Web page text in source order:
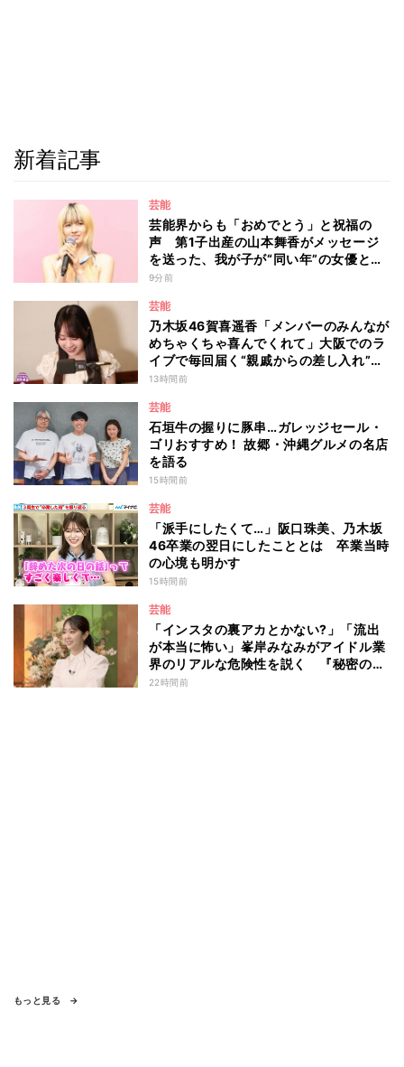
新着記事
芸能
芸能界からも「おめでとう」と祝福の
声 第1子出産の山本舞香がメッセージ
を送った、我が子が“同い年”の女優と
は 今月1日には2年在籍した所属事務所
改めて考えながら…」
9分前
芸能
乃木坂46賀喜遥香「メンバーのみんなが
めちゃくちゃ喜んでくれて」大阪でのラ
イブで毎回届く“親戚からの差し入れ”と
は？
13時間前
芸能
石垣牛の握りに豚串…ガレッジセール・
ゴリおすすめ！ 故郷・沖縄グルメの名店
を語る
15時間前
芸能
「派手にしたくて…」阪口珠美、乃木坂
46卒業の翌日にしたこととは 卒業当時
の心境も明かす
15時間前
芸能
「インスタの裏アカとかない?」「流出
が本当に怖い」峯岸みなみがアイドル業
界のリアルな危険性を説く 『秘密のマ
マ園』特別編
22時間前
もっと見る